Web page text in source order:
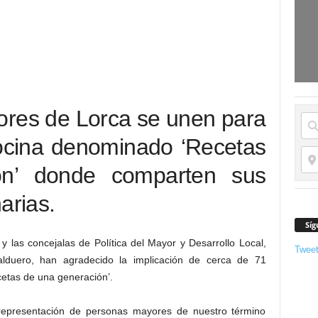
de Lorca se unen para
denominado ‘Recetas
donde comparten sus
las concejalas de Política del Mayor y Desarrollo Local,
han agradecido la implicación de cerca de 71
de una generación’.
de personas mayores de nuestro término